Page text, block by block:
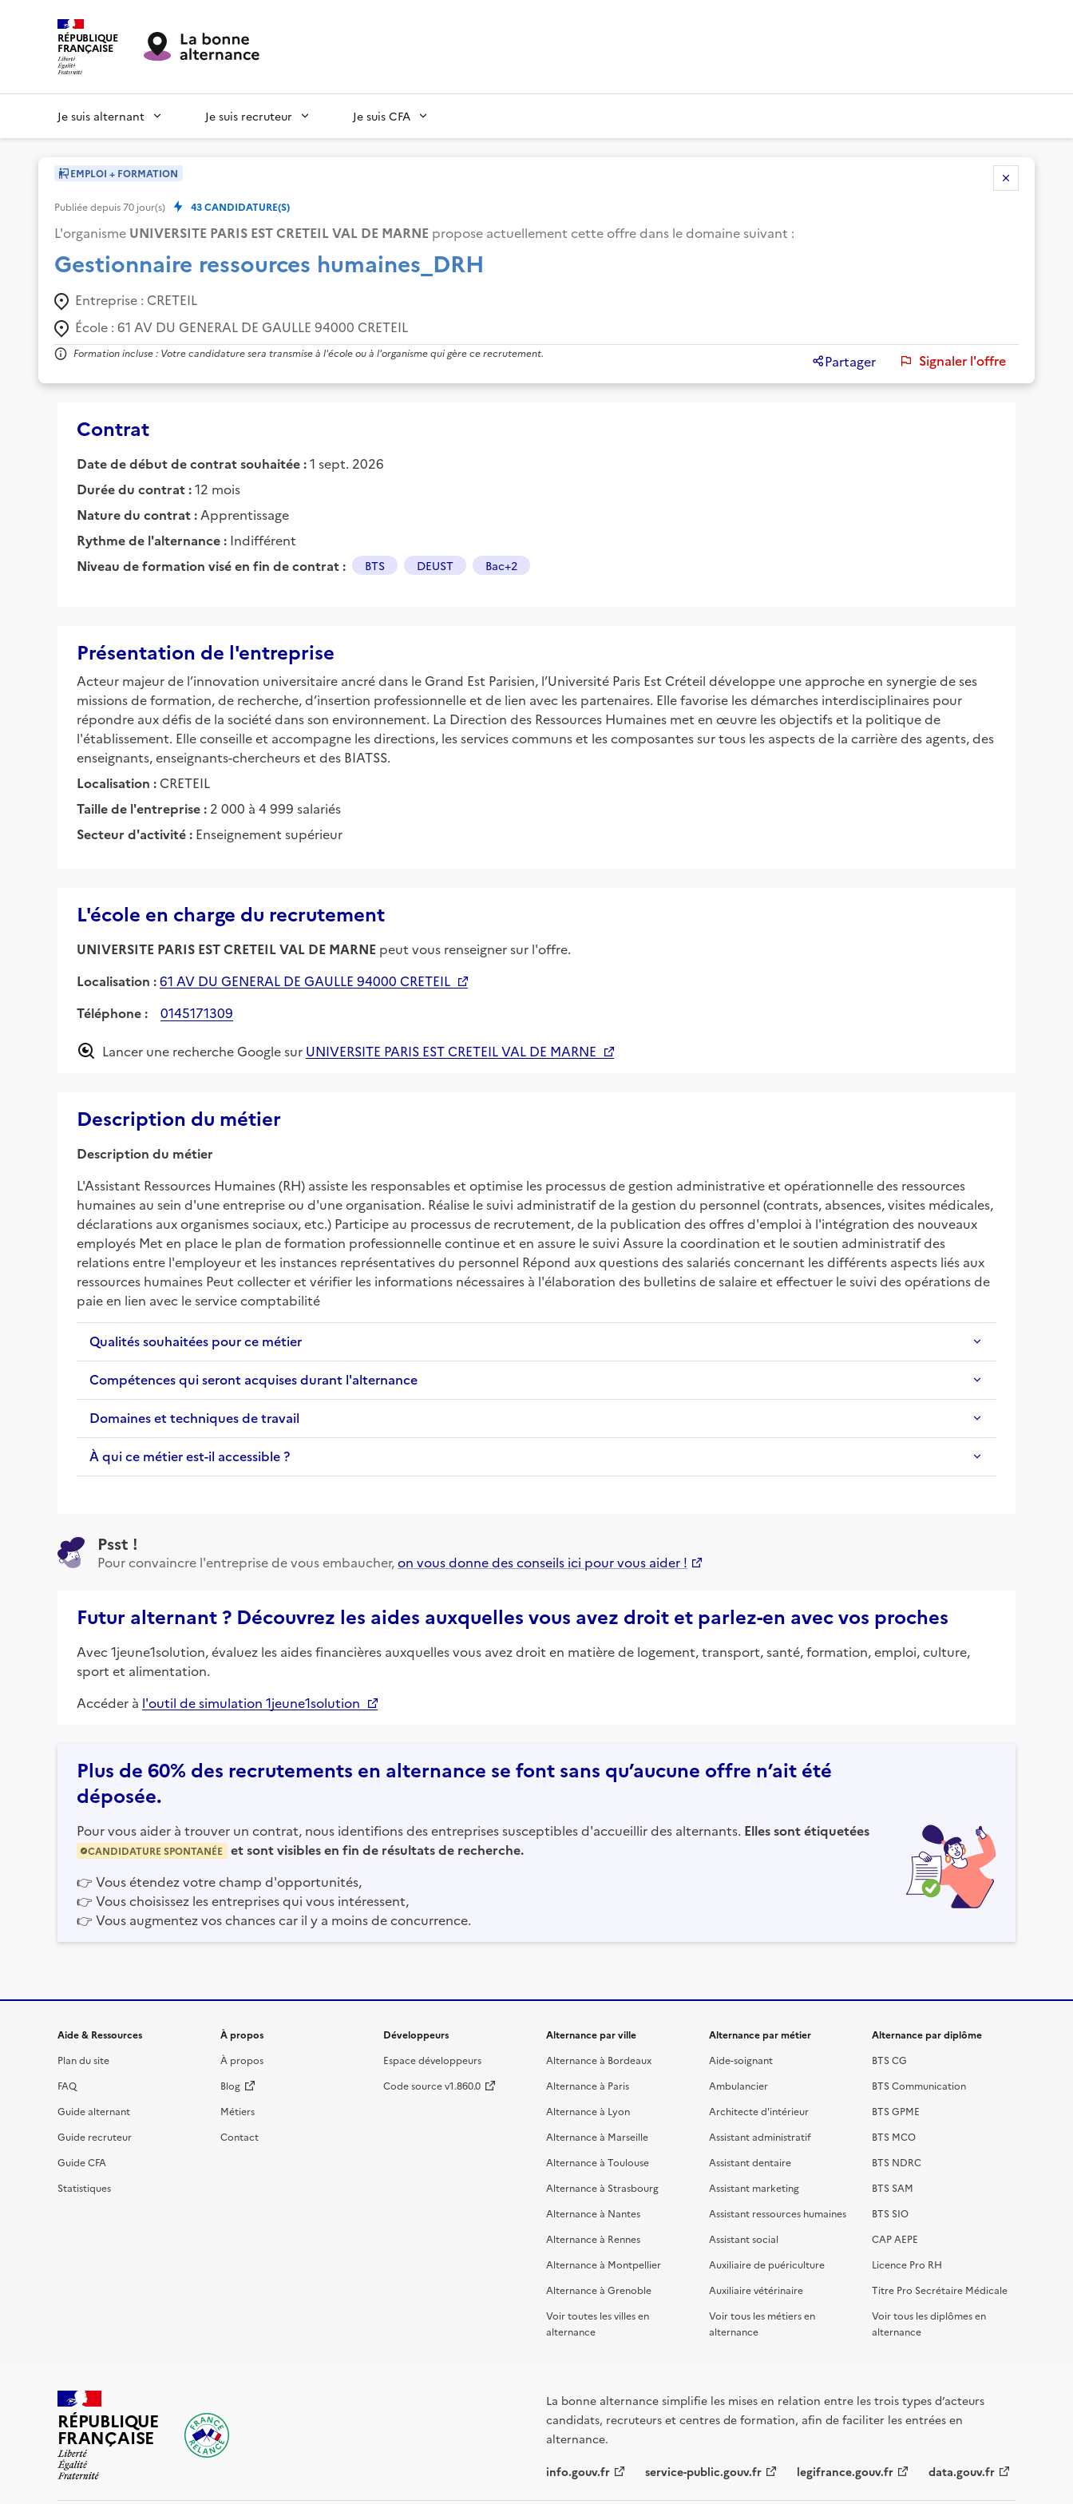
RÉPUBLIQUE
FRANÇAISE
Je suis alternant Je suis recruteur Je suis CFA
EMPLOI + FORMATION
Publiée depuis70 jour(s) 43CANDIDATURE(S)
L'organisme UNIVERSITE PARIS EST CRETEIL VAL DE MARNE propose actuellement cette offre dans le domaine suivant :
Gestionnaire ressources humaines_DRH
Entreprise : CRETEIL
École : 61 AV DU GENERAL DE GAULLE 94000 CRETEIL
Formation incluse : Votre candidature sera transmise à l'école ou à l'organisme qui gère ce recrutement. Partager Signaler l'offre
Contrat
Date de début de contrat souhaitée :1 sept. 2026
Durée du contrat :12 mois
Nature du contrat : Apprentissage
Rythme de l'alternance : Indifférent
Niveau de formation visé en fin de contrat :
BTS DEUST Bac+2
Présentation de l'entreprise
Acteur majeur de l’innovation universitaire ancré dans le Grand Est Parisien, l’Université Paris Est Créteil développe une approche en synergie de ses
missions de formation, de recherche, d’insertion professionnelle et de lien avec les partenaires. Elle favorise les démarches interdisciplinaires pour
répondre aux défis de la société dans son environnement. La Direction des Ressources Humaines met en œuvre les objectifs et la politique de
l'établissement. Elle conseille et accompagne les directions, les services communs et les composantes sur tous les aspects de la carrière des agents, des
enseignants, enseignants-chercheurs et des BIATSS.
Localisation : CRETEIL
Taille de l'entreprise : 2 000 à 4 999 salariés
Secteur d'activité : Enseignement supérieur
L'école en charge du recrutement
UNIVERSITE PARIS EST CRETEIL VAL DE MARNE peut vous renseigner sur l'offre.
Localisation :61 AV DU GENERAL DE GAULLE 94000 CRETEIL
Téléphone :
0145171309
Lancer une recherche Google sur UNIVERSITE PARIS EST CRETEIL VAL DE MARNE
Description du métier
Description du métier
L'Assistant Ressources Humaines (RH) assiste les responsables et optimise les processus de gestion administrative et opérationnelle des ressources
humaines au sein d'une entreprise ou d'une organisation. Réalise le suivi administratif de la gestion du personnel (contrats, absences, visites médicales,
déclarations aux organismes sociaux, etc.) Participe au processus de recrutement, de la publication des offres d'emploi à l'intégration des nouveaux
employés Met en place le plan de formation professionnelle continue et en assure le suivi Assure la coordination et le soutien administratif des
relations entre l'employeur et les instances représentatives du personnel Répond aux questions des salariés concernant les différents aspects liés aux
ressources humaines Peut collecter et vérifier les informations nécessaires à l'élaboration des bulletins de salaire et effectuer le suivi des opérations de
paie en lien avec le service comptabilité
Qualités souhaitées pour ce métier
Compétences qui seront acquises durant l'alternance
Domaines et techniques de travail
À qui ce métier est-il accessible ?
Psst !
Pour convaincre l'entreprise de vous embaucher,on vous donne des conseils ici pour vous aider !
Futur alternant ? Découvrez les aides auxquelles vous avez droit et parlez-en avec vos proches
Avec 1jeune1solution, évaluez les aides financières auxquelles vous avez droit en matière de logement, transport, santé, formation, emploi, culture,
sport et alimentation.
Accéder à l'outil de simulation 1jeune1solution
Plus de 60% des recrutements en alternance se font sans qu’aucune offre n’ait été
déposée.
Pour vous aider à trouver un contrat, nous identifions des entreprises susceptibles d'accueillir des alternants. Elles sont étiquetées
CANDIDATURE SPONTANÉE
et sont visibles en fin de résultats de recherche.
👉 Vous étendez votre champ d'opportunités,
👉 Vous choisissez les entreprises qui vous intéressent,
👉 Vous augmentez vos chances car il y a moins de concurrence.
Informations et liens du site
Aide & Ressources
Plan du site
FAQ
Guide alternant
Guide recruteur
Guide CFA
Statistiques
À propos
À propos
Blog
Métiers
Contact
Développeurs
Espace développeurs
Code source v1.860.0
Alternance par ville
Alternance à Bordeaux
Alternance à Paris
Alternance à Lyon
Alternance à Marseille
Alternance à Toulouse
Alternance à Strasbourg
Alternance à Nantes
Alternance à Rennes
Alternance à Montpellier
Alternance à Grenoble
Voir toutes les villes en
alternance
Alternance par métier
Aide-soignant
Ambulancier
Architecte d'intérieur
Assistant administratif
Assistant dentaire
Assistant marketing
Assistant ressources humaines
Assistant social
Auxiliaire de puériculture
Auxiliaire vétérinaire
Voir tous les métiers en
alternance
Alternance par diplôme
BTS CG
BTS Communication
BTS GPME
BTS MCO
BTS NDRC
BTS SAM
BTS SIO
CAP AEPE
Licence Pro RH
Titre Pro Secrétaire Médicale
Voir tous les diplômes en
alternance
RÉPUBLIQUE
FRANÇAISE
La bonne alternance simplifie les mises en relation entre les trois types d’acteurs
candidats, recruteurs et centres de formation, afin de faciliter les entrées en
alternance.
info.gouv.fr service-public.gouv.fr legifrance.gouv.fr data.gouv.fr